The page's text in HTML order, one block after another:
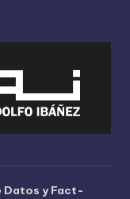
Datos y Fact-